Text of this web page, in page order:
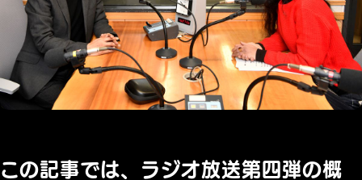
この記事では、ラジオ放送第四弾の概